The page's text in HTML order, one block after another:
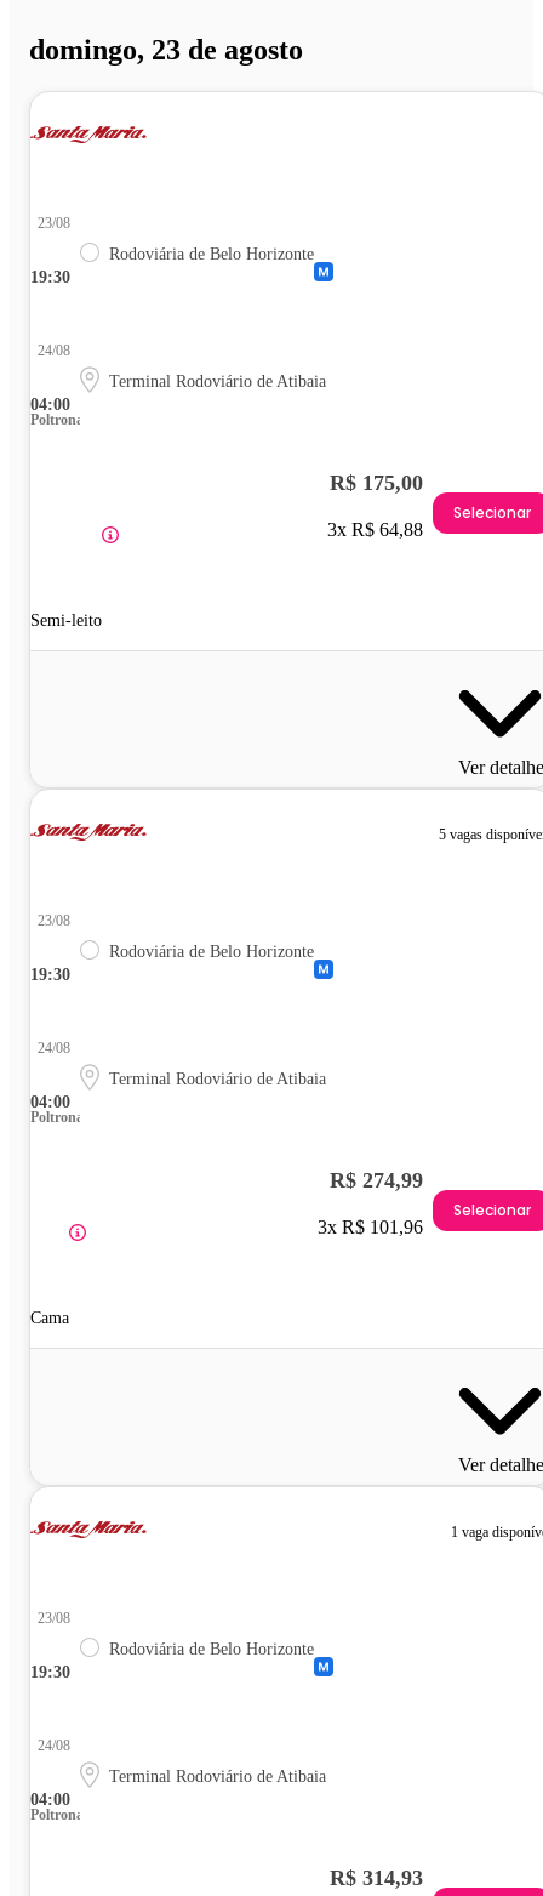
domingo, 23 de agosto
19:30
23/08
Rodoviária de Belo Horizonte
04:00
24/08
Terminal Rodoviário de Atibaia
Poltrona
Semi-leito
R$ 175,00
3x R$ 64,88
Selecionar
Ver
5 vagas
19:30
23/08
Rodoviária de Belo Horizonte
04:00
24/08
Terminal Rodoviário de Atibaia
Poltrona
Cama
R$ 274,99
3x R$ 101,96
Selecionar
Ver
1 vaga
19:30
23/08
Rodoviária de Belo Horizonte
04:00
24/08
Terminal Rodoviário de Atibaia
Poltrona
R$ 314,93